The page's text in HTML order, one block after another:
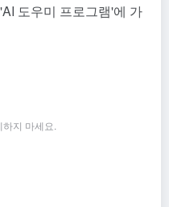
도우미 프로그램'에 가
하지 마세요.